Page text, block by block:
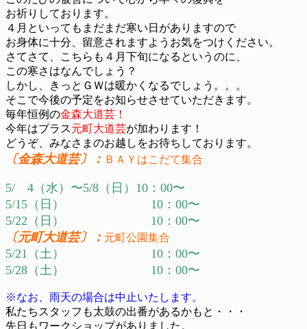
お祈りしております。
４月といってもまだまだ寒い日がありますので
お身体に十分、留意されますようお気をつけください。
さてさて、こちらも４月下旬になるというのに、
この寒さはなんでしょう？
しかし、きっとＧＷは暖かくなるでしょう。。。
そこで今後の予定をお知らせさせていただきます。
毎年恒例の金森大道芸！
今年はプラス元町大道芸が加わります！
どうぞ、みなさまのお越しをお待ちしております。
〔金森大道芸〕： ＢＡＹはこだて集合
5/ 4（水）〜5/8（日）10：00〜
5/15（日） 10：00〜
5/22（日） 10：00〜
〔元町大道芸〕： 元町公園集合
5/21（土） 10：00〜
5/28（土） 10：00〜
※なお、雨天の場合は中止いたします。
私たちスタッフも太鼓の出番があるかもと・・・
先日もワークショップがありました。